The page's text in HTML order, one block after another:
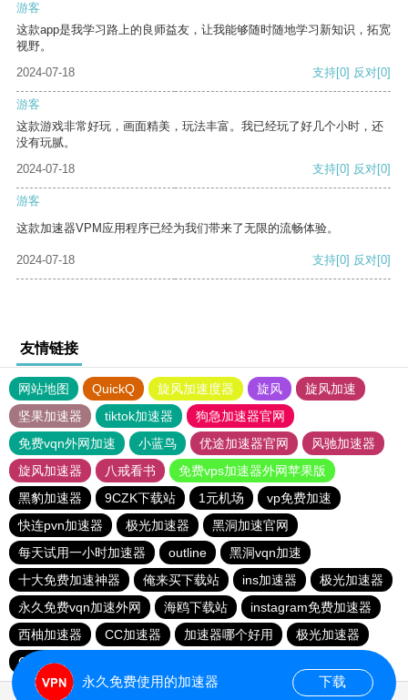
游客
这款app是我学习路上的良师益友，让我能够随时随地学习新知识，拓宽
视野。
2024-07-18
支持[0] 反对[0]
游客
这款游戏非常好玩，画面精美，玩法丰富。我已经玩了好几个小时，还
没有玩腻。
2024-07-18
支持[0] 反对[0]
游客
这款加速器VPM应用程序已经为我们带来了无限的流畅体验。
2024-07-18 支持[0] 反对[0]
友情链接
网站地图 QuickQ 旋风加速度器 旋风
旋风加速
坚果加速器
tiktok加速器
狗急加速器官网
免费vqn外网加速
小蓝鸟 优途加速器官网
风驰加速器
旋风加速器
八戒看书
免费vps加速器外网苹果版
黑豹加速器
9CZK下载站 1元机场
vp免费加速
快连pvn加速器
极光加速器
黑洞加速官网
每天试用一小时加速器
outline
黑洞vqn加速
十大免费加速神器
俺来买下载站 ins加速器
极光加速器
永久免费vqn加速外网
海鸥下载站
instagram免费加速器
西柚加速器
CC加速器 加速器哪个好用
极光加速器
CC加速器
永久免费使用的加速器 下载